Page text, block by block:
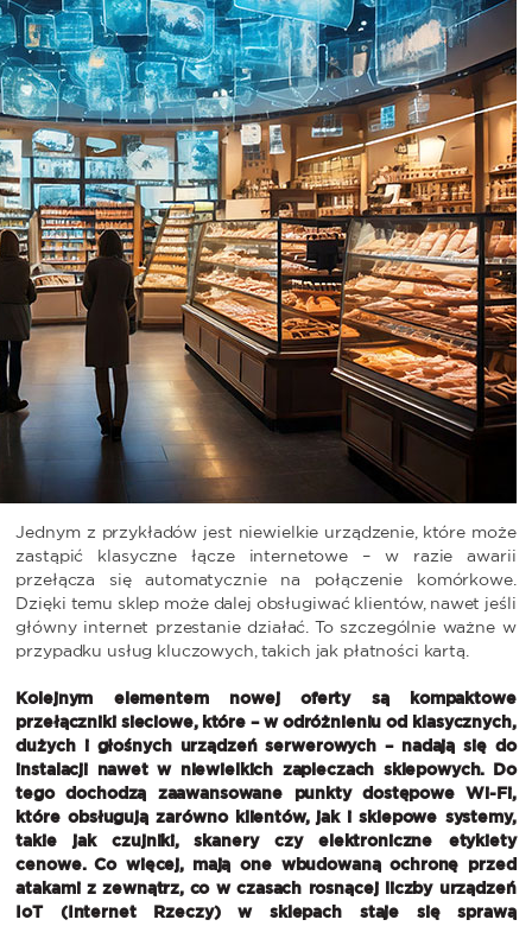
Jednym z przykładów jest niewielkie urządzenie, które może
zastąpić klasyczne łącze internetowe – w razie awarii
przełącza się automatycznie na połączenie komórkowe.
Dzięki temu sklep może dalej obsługiwać klientów, nawet jeśli
główny internet przestanie działać. To szczególnie ważne w
przypadku usług kluczowych, takich jak płatności kartą.
Kolejnym elementem nowej oferty są kompaktowe
przełączniki sieciowe, które – w odróżnieniu od klasycznych,
dużych i głośnych urządzeń serwerowych – nadają się do
instalacji nawet w niewielkich zapleczach sklepowych. Do
tego dochodzą zaawansowane punkty dostępowe Wi-Fi,
które obsługują zarówno klientów, jak i sklepowe systemy,
takie jak czujniki, skanery czy elektroniczne etykiety
cenowe. Co więcej, mają one wbudowaną ochronę przed
atakami z zewnątrz, co w czasach rosnącej liczby urządzeń
IoT (Internet Rzeczy) w sklepach staje się sprawą